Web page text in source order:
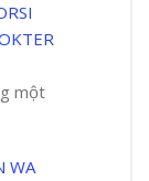
một
WA